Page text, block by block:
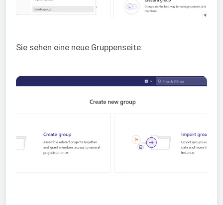
Sie sehen eine neue Gruppenseite: